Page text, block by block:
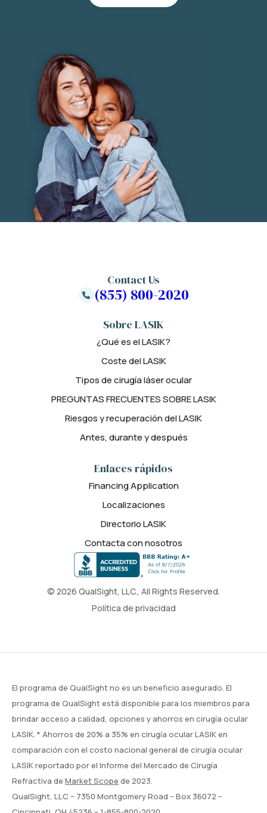
© 2026 QualSight, LLC., All Rights Reserved.
Política de privacidad
Sobre LASIK
¿Qué es el LASIK?
Coste del LASIK
Tipos de cirugía láser ocular
PREGUNTAS FRECUENTES SOBRE LASIK
Riesgos y recuperación del LASIK
Antes, durante y después
Enlaces rápidos
Financing Application
Localizaciones
Directorio LASIK
Contacta con nosotros
Contact Us
(855) 800-2020
El programa de QualSight no es un beneficio asegurado. El
programa de QualSight está disponible para los miembros para
brindar acceso a calidad, opciones y ahorros en cirugía ocular
LASIK. * Ahorros de 20% a 35% en cirugía ocular LASIK en
comparación con el costo nacional general de cirugía ocular
LASIK reportado por el Informe del Mercado de Cirugía
Refractiva de Market Scope de 2023.
QualSight, LLC – 7350 Montgomery Road – Box 36072 –